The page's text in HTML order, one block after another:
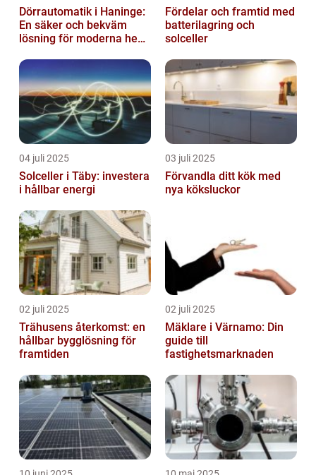
Dörrautomatik i Haninge:
En säker och bekväm
lösning för moderna hem
Fördelar och framtid med
batterilagring och
solceller
04 juli 2025
Solceller i Täby: investera
i hållbar energi
03 juli 2025
Förvandla ditt kök med
nya köksluckor
02 juli 2025
Trähusens återkomst: en
hållbar bygglösning för
framtiden
02 juli 2025
Mäklare i Värnamo: Din
guide till
fastighetsmarknaden